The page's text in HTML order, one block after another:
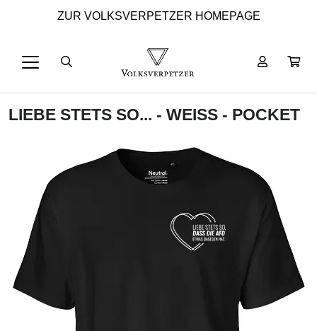
ZUR VOLKSVERPETZER HOMEPAGE
LIEBE STETS SO... - WEISS - POCKET